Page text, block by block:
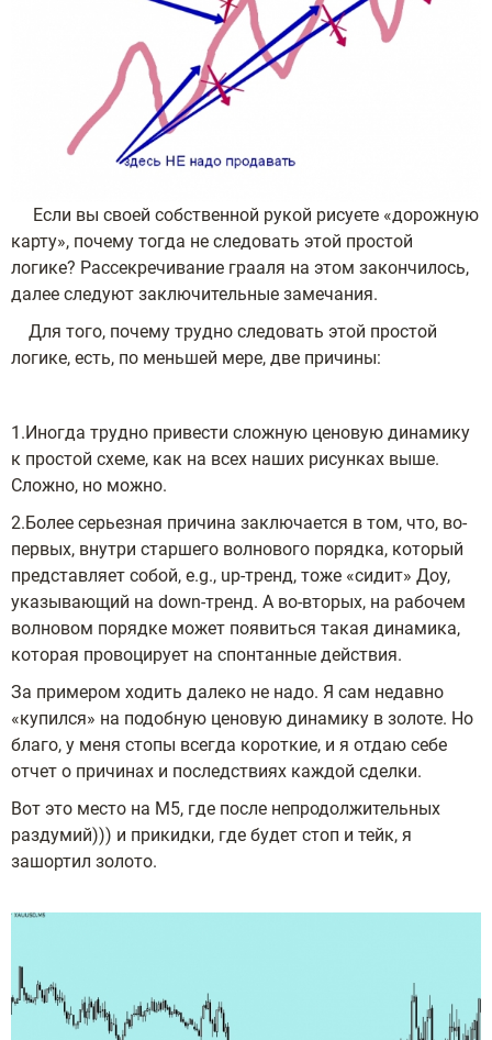
Если вы своей собственной рукой рисуете «дорожную
карту», почему тогда не следовать этой простой
логике? Рассекречивание грааля на этом закончилось,
далее следуют заключительные замечания.
Для того, почему трудно следовать этой простой
логике, есть, по меньшей мере, две причины:
1.Иногда трудно привести сложную ценовую динамику
к простой схеме, как на всех наших рисунках выше.
Сложно, но можно.
2.Более серьезная причина заключается в том, что, во-
первых, внутри старшего волнового порядка, который
представляет собой, e.g., up-тренд, тоже «сидит» Доу,
указывающий на down-тренд. А во-вторых, на рабочем
волновом порядке может появиться такая динамика,
которая провоцирует на спонтанные действия.
За примером ходить далеко не надо. Я сам недавно
«купился» на подобную ценовую динамику в золоте. Но
благо, у меня стопы всегда короткие, и я отдаю себе
отчет о причинах и последствиях каждой сделки.
Вот это место на М5, где после непродолжительных
раздумий))) и прикидки, где будет стоп и тейк, я
зашортил золото.